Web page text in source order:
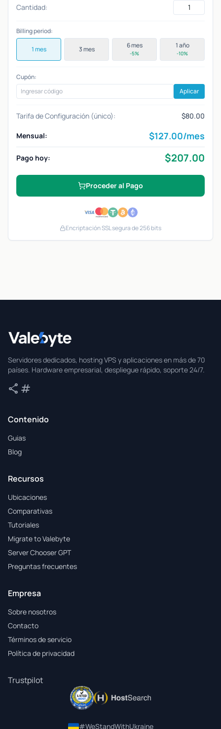
Cantidad:
Billing period:
1 mes 3 mes 6 mes
-5%
1 año
-10%
Cupón:
Aplicar
Tarifa de Configuración (único): $80.00
Mensual: $127.00/mes
Pago hoy: $207.00
Proceder al Pago
Encriptación SSL segura de 256 bits
Servidores dedicados, hosting VPS y aplicaciones en más de 70
países. Hardware empresarial, despliegue rápido, soporte 24/7.
share Compartir
tag
Contenido
Guias
Blog
Recursos
Ubicaciones
Comparativas
Tutoriales
Migrate to Valebyte
Server Chooser GPT
Preguntas frecuentes
Empresa
Sobre nosotros
Contacto
Términos de servicio
Política de privacidad
Trustpilot
#WeStandWithUkraine